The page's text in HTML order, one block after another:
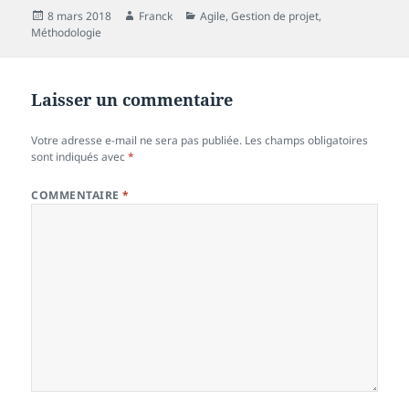
Publié
le
8 mars 2018 Auteur
Franck Catégories
Agile,Gestion de projet,
Méthodologie
Laisser un commentaire
Votre adresse e-mail ne sera pas publiée. Les champs obligatoires
sont indiqués avec*
COMMENTAIRE*